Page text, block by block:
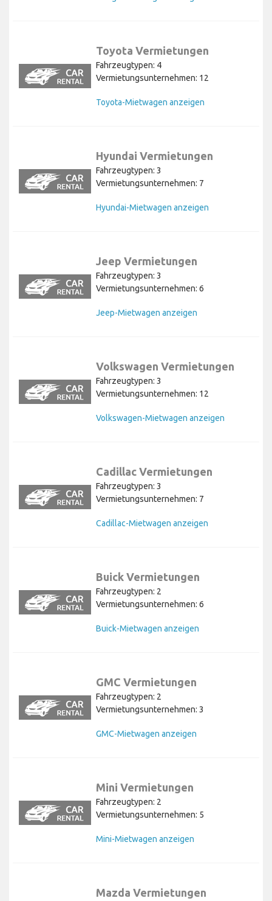
Toyota Vermietungen
Fahrzeugtypen: 4
Vermietungsunternehmen: 12
Toyota-Mietwagen anzeigen
Hyundai Vermietungen
Fahrzeugtypen: 3
Vermietungsunternehmen: 7
Hyundai-Mietwagen anzeigen
Jeep Vermietungen
Fahrzeugtypen: 3
Vermietungsunternehmen: 6
Jeep-Mietwagen anzeigen
Volkswagen Vermietungen
Fahrzeugtypen: 3
Vermietungsunternehmen: 12
Volkswagen-Mietwagen anzeigen
Cadillac Vermietungen
Fahrzeugtypen: 3
Vermietungsunternehmen: 7
Cadillac-Mietwagen anzeigen
Buick Vermietungen
Fahrzeugtypen: 2
Vermietungsunternehmen: 6
Buick-Mietwagen anzeigen
GMC Vermietungen
Fahrzeugtypen: 2
Vermietungsunternehmen: 3
GMC-Mietwagen anzeigen
Mini Vermietungen
Fahrzeugtypen: 2
Vermietungsunternehmen: 5
Mini-Mietwagen anzeigen
Mazda Vermietungen